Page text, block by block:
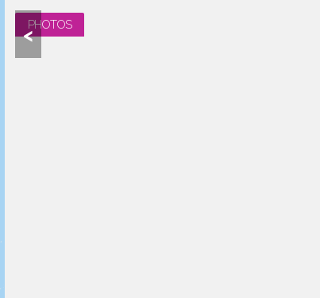
PHOTOS
<